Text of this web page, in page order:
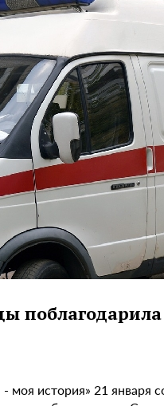
моя история» 21 января